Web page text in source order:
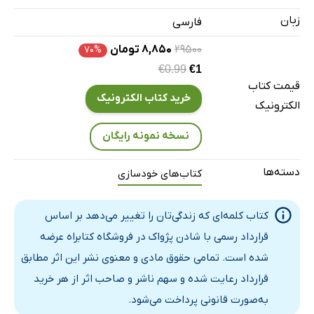
فصل دهم: یک کلمه‌ی من
زبان
فارسی
قیمت کتاب
الکترونیک
۲۹۵۰۰ ۸,۸۵۰ تومان ۷۰%
€0.99 €1
خرید کتاب الکترونیک
نسخه نمونه رایگان
دسته‌ها کتاب‌های خودسازی
کتاب کلمه‌ای‌ که زندگی‌تان را تغییر می‌دهد بر اساس
قرارداد رسمی با شادن پژواک در فروشگاه کتابراه عرضه
شده است. تمامی حقوق مادی و معنوی نشر این اثر مطابق
قرارداد رعایت شده و سهم ناشر و صاحب اثر از هر خرید
به‌صورت قانونی پرداخت می‌شود.